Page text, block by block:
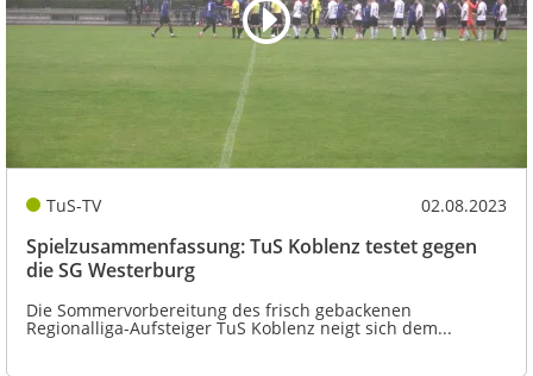
TuS-TV 02.08.2023
Spielzusammenfassung: TuS Koblenz testet gegen
die SG Westerburg
Die Sommervorbereitung des frisch gebackenen
Regionalliga-Aufsteiger TuS Koblenz neigt sich dem...